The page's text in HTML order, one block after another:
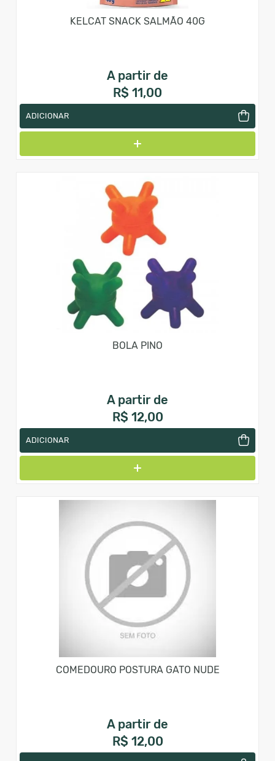
KELCAT SNACK SALMÃO 40G
A partir de
R$ 11,00
ADICIONAR
BOLA PINO
A partir de
R$ 12,00
ADICIONAR
COMEDOURO POSTURA GATO NUDE
A partir de
R$ 12,00